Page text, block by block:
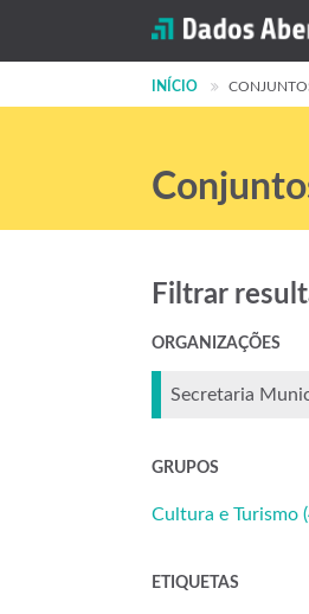
INÍCIO
Filtrar
ORGANIZAÇÕES
Secretaria
GRUPOS
Cultura e Turismo
ETIQUETAS